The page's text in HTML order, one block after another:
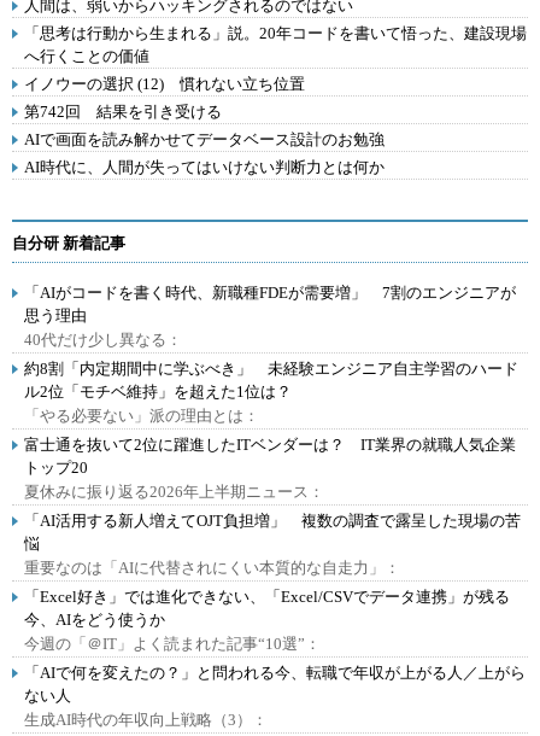
人間は、弱いからハッキングされるのではない
「思考は行動から生まれる」説。20年コードを書いて悟った、建設現場
へ行くことの価値
イノウーの選択 (12) 慣れない立ち位置
第742回 結果を引き受ける
AIで画面を読み解かせてデータベース設計のお勉強
AI時代に、人間が失ってはいけない判断力とは何か
自分研 新着記事
「AIがコードを書く時代、新職種FDEが需要増」 7割のエンジニアが
思う理由
40代だけ少し異なる：
約8割「内定期間中に学ぶべき」 未経験エンジニア自主学習のハード
ル2位「モチベ維持」を超えた1位は？
「やる必要ない」派の理由とは：
富士通を抜いて2位に躍進したITベンダーは？ IT業界の就職人気企業
トップ20
夏休みに振り返る2026年上半期ニュース：
「AI活用する新人増えてOJT負担増」 複数の調査で露呈した現場の苦
悩
重要なのは「AIに代替されにくい本質的な自走力」：
「Excel好き」では進化できない、「Excel/CSVでデータ連携」が残る
今、AIをどう使うか
今週の「＠IT」よく読まれた記事“10選”：
「AIで何を変えたの？」と問われる今、転職で年収が上がる人／上がら
ない人
生成AI時代の年収向上戦略（3）：